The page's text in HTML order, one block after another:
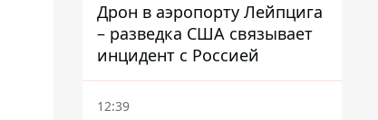
Дрон в аэропорту Лейпцига
– разведка США связывает
инцидент с Россией
12:39